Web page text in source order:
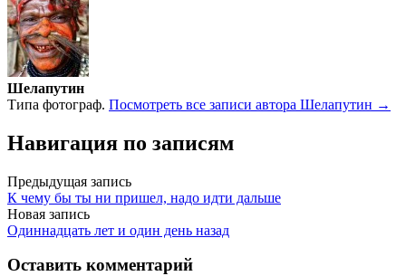
Шелапутин
Типа фотограф. Посмотреть все записи автора Шелапутин →
Навигация по записям
Предыдущая запись
К чему бы ты ни пришел, надо идти дальше
Новая запись
Одиннадцать лет и один день назад
Оставить комментарий